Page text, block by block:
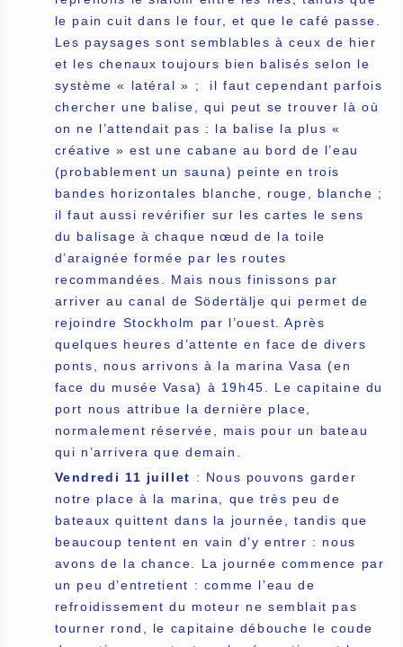
le pain cuit dans le four, et que le café passe.
Les paysages sont semblables à ceux de hier
et les chenaux toujours bien balisés selon le
système « latéral » ; il faut cependant parfois
chercher une balise, qui peut se trouver là où
on ne l’attendait pas : la balise la plus «
créative » est une cabane au bord de l’eau
(probablement un sauna) peinte en trois
bandes horizontales blanche, rouge, blanche ;
il faut aussi revérifier sur les cartes le sens
du balisage à chaque nœud de la toile
d’araignée formée par les routes
recommandées. Mais nous finissons par
arriver au canal de Södertälje qui permet de
rejoindre Stockholm par l’ouest. Après
quelques heures d’attente en face de divers
ponts, nous arrivons à la marina Vasa (en
face du musée Vasa) à 19h45. Le capitaine du
port nous attribue la dernière place,
normalement réservée, mais pour un bateau
qui n’arrivera que demain.
Vendredi 11 juillet : Nous pouvons garder
notre place à la marina, que très peu de
bateaux quittent dans la journée, tandis que
beaucoup tentent en vain d’y entrer : nous
avons de la chance. La journée commence par
un peu d’entretient : comme l’eau de
refroidissement du moteur ne semblait pas
tourner rond, le capitaine débouche le coude